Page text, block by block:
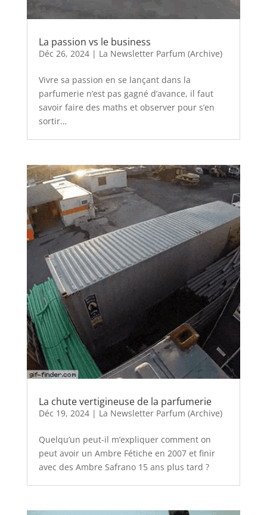
La passion vs le business
Déc 26, 2024| La Newsletter Parfum (Archive)
Vivre sa passion en se lançant dans la
parfumerie n’est pas gagné d’avance, il faut
savoir faire des maths et observer pour s’en
sortir…
La chute vertigineuse de la parfumerie
Déc 19, 2024| La Newsletter Parfum (Archive)
Quelqu’un peut-il m’expliquer comment on
peut avoir un Ambre Fétiche en 2007 et finir
avec des Ambre Safrano 15 ans plus tard ?